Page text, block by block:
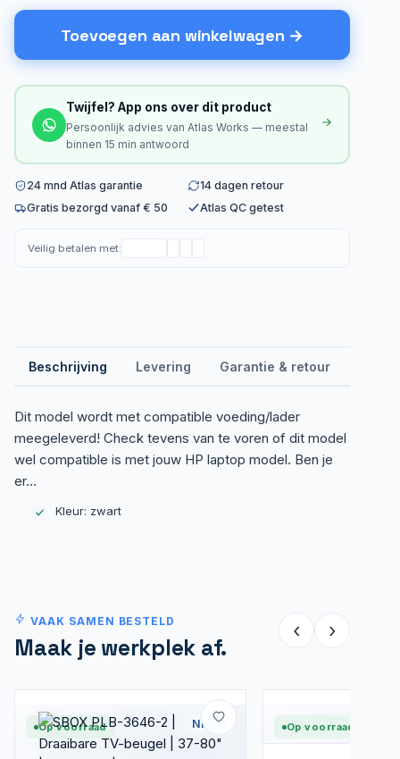
Toevoegen aan winkelwagen
Twijfel? App ons over dit product
Persoonlijk advies van Atlas Works — meestal
binnen 15 min antwoord
24 mnd Atlas garantie
14 dagen retour
Gratis bezorgd vanaf € 50
Atlas QC getest
Veilig betalen met:
Beschrijving Levering Garantie & retour
Dit model wordt met compatible voeding/lader
meegeleverd! Check tevens van te voren of dit model
wel compatible is met jouw HP laptop model. Ben je
er…
Kleur: zwart
VAAK SAMEN BESTELD
Maak je werkplek af.
‹ ›
Op voorraad Nieuw Op voorraad